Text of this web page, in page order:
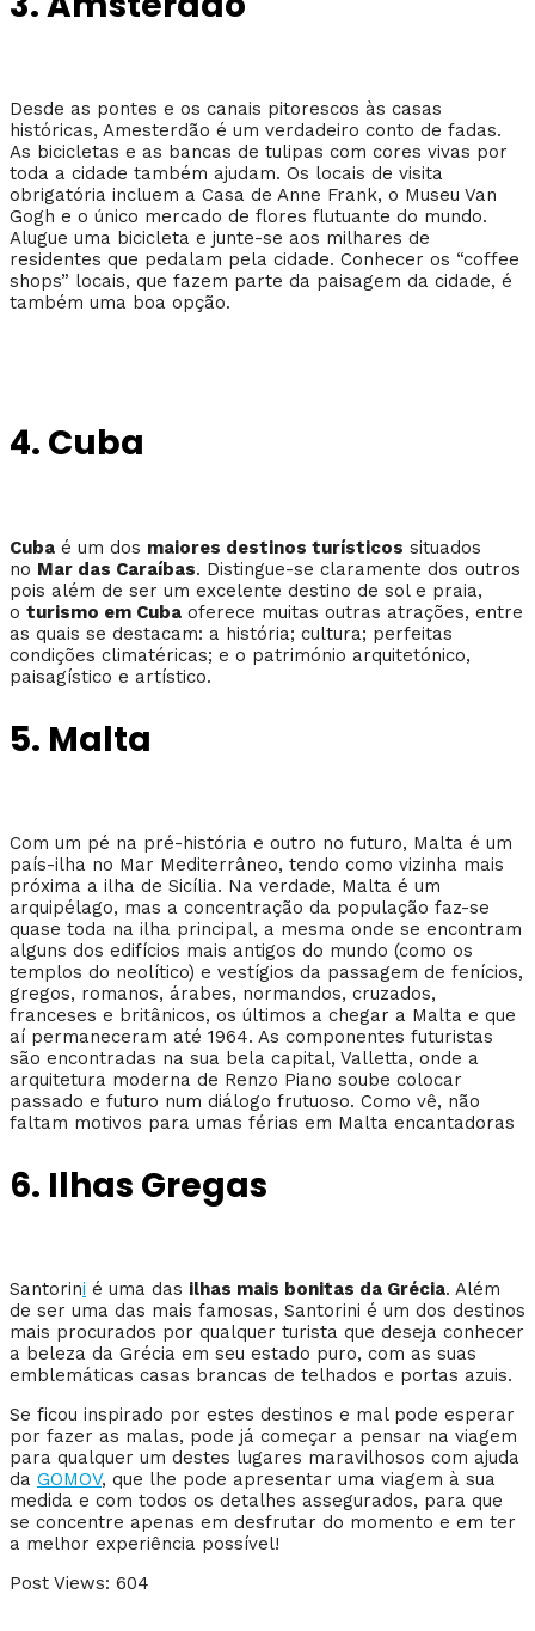
Desde as pontes e os canais pitorescos às casas
históricas, Amesterdão é um verdadeiro conto de fadas.
As bicicletas e as bancas de tulipas com cores vivas por
toda a cidade também ajudam. Os locais de visita
obrigatória incluem a Casa de Anne Frank, o Museu Van
Gogh e o único mercado de flores flutuante do mundo.
Alugue uma bicicleta e junte-se aos milhares de
residentes que pedalam pela cidade. Conhecer os “coffee
shops” locais, que fazem parte da paisagem da cidade, é
também uma boa opção.
4. Cuba
Cuba é um dos maiores destinos turísticos situados
no Mar das Caraíbas. Distingue-se claramente dos outros
pois além de ser um excelente destino de sol e praia,
o turismo em Cuba oferece muitas outras atrações, entre
as quais se destacam: a história; cultura; perfeitas
condições climatéricas; e o património arquitetónico,
paisagístico e artístico.
5. Malta
Com um pé na pré-história e outro no futuro, Malta é um
país-ilha no Mar Mediterrâneo, tendo como vizinha mais
próxima a ilha de Sicília. Na verdade, Malta é um
arquipélago, mas a concentração da população faz-se
quase toda na ilha principal, a mesma onde se encontram
alguns dos edifícios mais antigos do mundo (como os
templos do neolítico) e vestígios da passagem de fenícios,
gregos, romanos, árabes, normandos, cruzados,
franceses e britânicos, os últimos a chegar a Malta e que
aí permaneceram até 1964. As componentes futuristas
são encontradas na sua bela capital, Valletta, onde a
arquitetura moderna de Renzo Piano soube colocar
passado e futuro num diálogo frutuoso. Como vê, não
faltam motivos para umas férias em Malta encantadoras
6. Ilhas Gregas
Santorini é uma das ilhas mais bonitas da Grécia. Além
de ser uma das mais famosas, Santorini é um dos destinos
mais procurados por qualquer turista que deseja conhecer
a beleza da Grécia em seu estado puro, com as suas
emblemáticas casas brancas de telhados e portas azuis.
Se ficou inspirado por estes destinos e mal pode esperar
por fazer as malas, pode já começar a pensar na viagem
para qualquer um destes lugares maravilhosos com ajuda
da GOMOV, que lhe pode apresentar uma viagem à sua
medida e com todos os detalhes assegurados, para que
se concentre apenas em desfrutar do momento e em ter
a melhor experiência possível!
Post Views: 604